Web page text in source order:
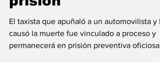
y se queda en
prisión
El taxista que apuñaló a un automovilista y